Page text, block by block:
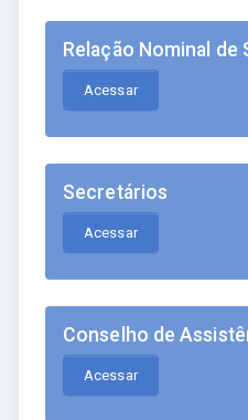
Relação Nominal de
Acessar
Secretários
Acessar
Conselho de
Acessar